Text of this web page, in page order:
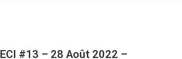
ECI #13 – 28 Août 2022 –